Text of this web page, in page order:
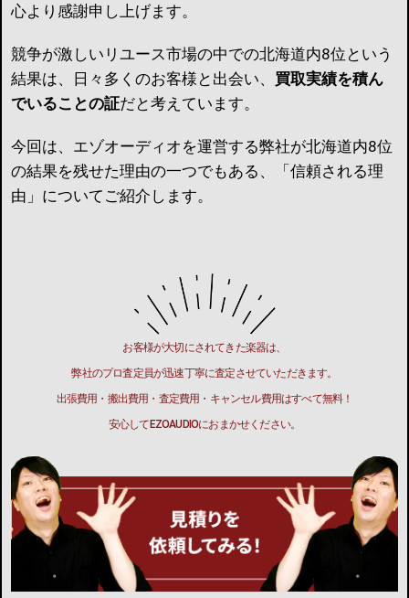
心より感謝申し上げます。
競争が激しいリユース市場の中での北海道内8位という
結果は、日々多くのお客様と出会い、 買取実績を積ん
でいることの証だと考えています。
今回は、エゾオーディオを運営する弊社が北海道内8位
の結果を残せた理由の一つでもある、「信頼される理
由」についてご紹介します。
お客様が大切にされてきた楽器は、
弊社のプロ査定員が迅速丁寧に査定させていただきます。
出張費用・搬出費用・査定費用・キャンセル費用はすべて無料！
安心してEZOAUDIOにおまかせください。